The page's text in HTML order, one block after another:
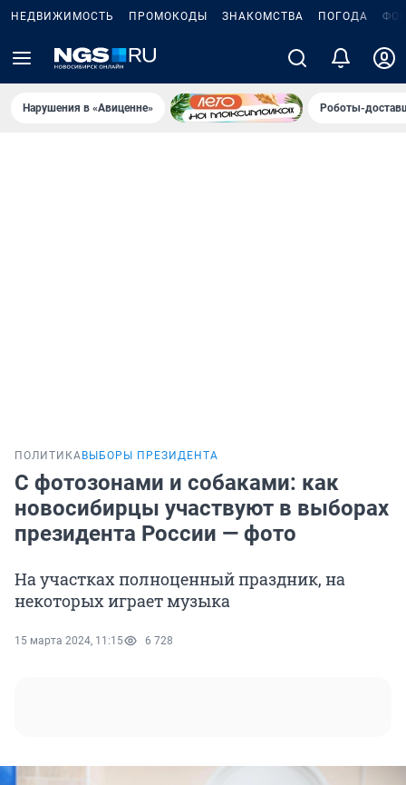
НЕДВИЖИМОСТЬ ПРОМОКОДЫ ЗНАКОМСТВА ПОГОДА
Нарушения в «Авиценне» Роботы-
ПОЛИТИКА ВЫБОРЫ ПРЕЗИДЕНТА
С фотозонами и собаками: как
новосибирцы участвуют в выборах
президента России — фото
На участках полноценный праздник, на
некоторых играет музыка
15 марта 2024, 11:15 6 728